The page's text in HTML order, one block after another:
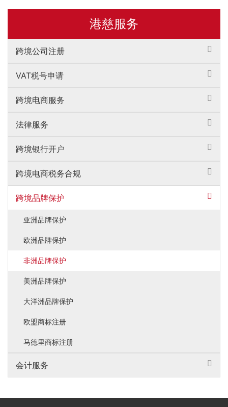
基本费用：636
商标争议
1286美元
商标转让
一个商标三个
（人民币7390
（人民币5990
商标续展
商标变更
其它：
·商标异议期限：2个月·连续不使用撤销时间：5年
港慈服务
跨境公司注册
VAT税号申请
跨境电商服务
法律服务
跨境银行开户
跨境电商税务合规
跨境品牌保护
亚洲品牌保护
欧洲品牌保护
非洲品牌保护
美洲品牌保护
大洋洲品牌保护
欧盟商标注册
马德里商标注册
会计服务